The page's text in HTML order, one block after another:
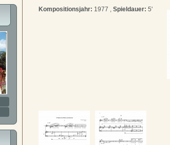
Kompositionsjahr: 1977 , Spieldauer: 5'